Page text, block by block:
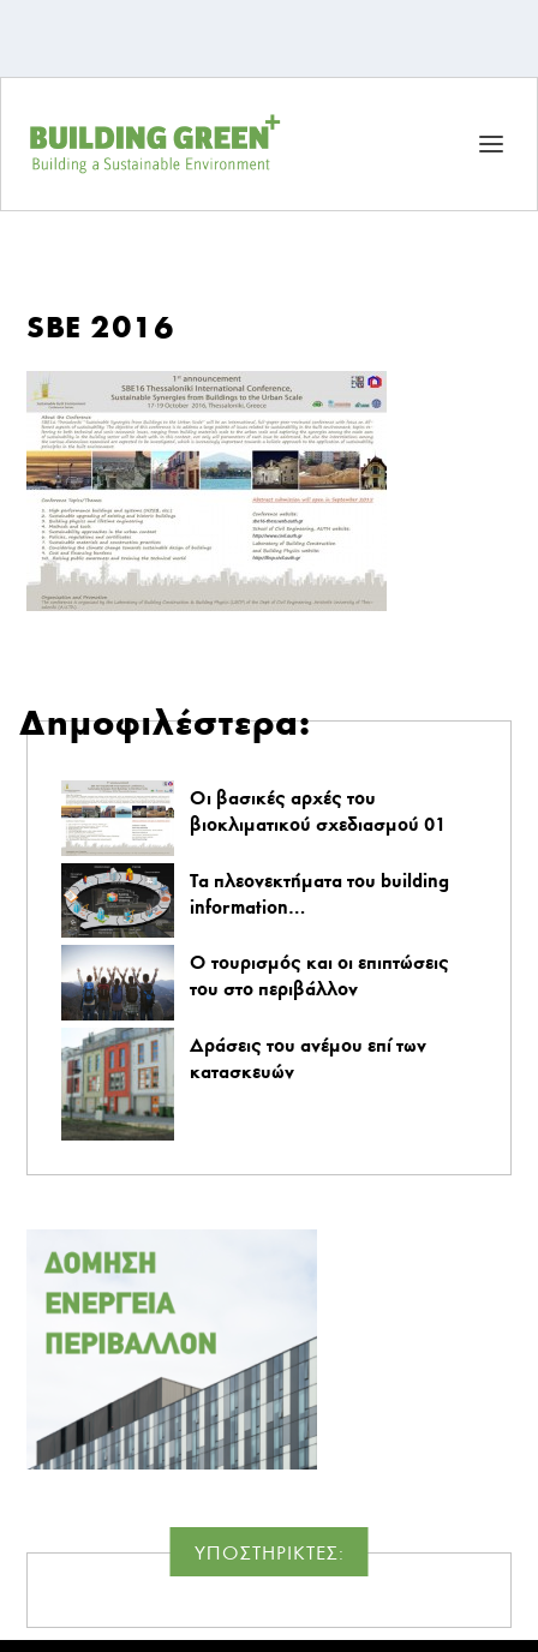
SBE 2016
Δημοφιλέστερα:
Οι βασικές αρχές του
βιοκλιματικού σχεδιασμού 01
Τα πλεονεκτήματα του building
information…
O τουρισμός και οι επιπτώσεις
του στο περιβάλλον
Δράσεις του ανέμου επί των
κατασκευών
ΥΠΟΣΤΗΡΙΚΤΕΣ: